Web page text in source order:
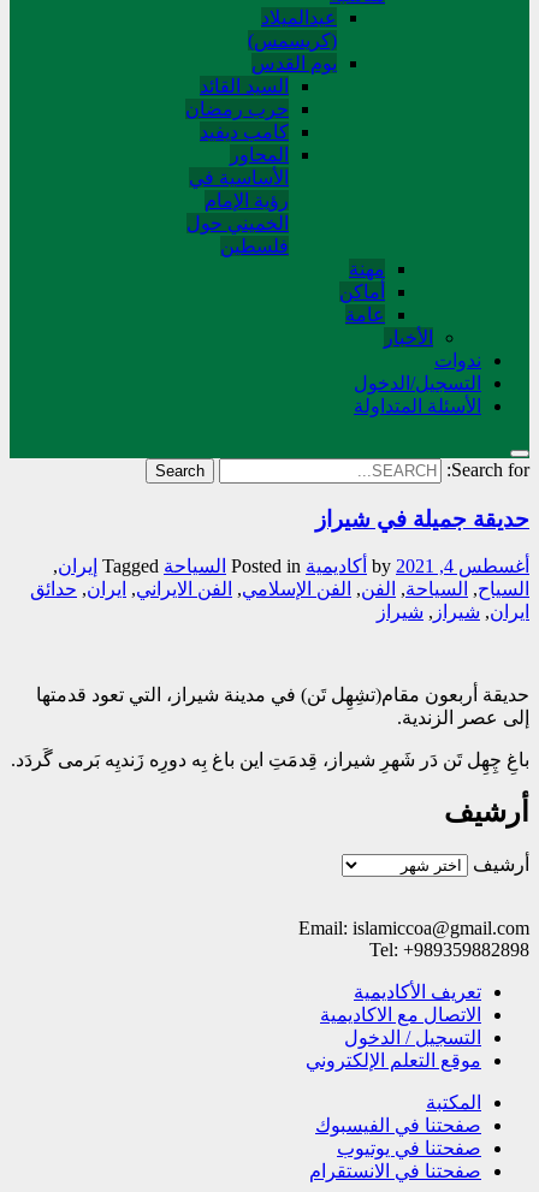
عیدالمیلاد
(کریسمس)
یوم القدس
السید القائد
حرب رمضان
کامب دیفید
المحاور
الأساسية في
رؤية الإمام
الخميني حول
فلسطین
مهنة
أماکن
عامة
الأخبار
ندوات
التسجیل/الدخول
الأسئلة المتداولة
Search for:
حديقة جميلة في شيراز
أغسطس 4, 2021 أکادیمیة Posted in السیاحة Tagged إيران,
السياح, السياحة, الفن, الفن الإسلامي, الفن الايراني, ايران, حدائق
ايران, شيراز , شیراز
حدیقة أربعون مقام(تشِهِل تَن) في مدینة شیراز، التي تعود قدمتها
إلی عصر الزندیة.
باغِ چِهِل تَن دَر شَهرِ شیراز، قِدمَتِ این باغ بِه دورِه زَندیِه بَرمی گَردَد.
أرشيف
أرشيف
Email: islamiccoa@gmail.com
Tel: +989359882898
تعریف الأکادیمیة
الاتصال مع الاکادیمیة
التسجیل / الدخول
موقع التعلم الإلکتروني
المکتبة
صفحتنا في الفيسبوك
صفحتنا في یوتیوب
صفحتنا في الانستقرام